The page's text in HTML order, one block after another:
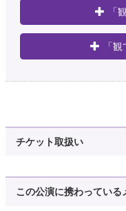
「
「
チケット取扱い
この公演に携わっている